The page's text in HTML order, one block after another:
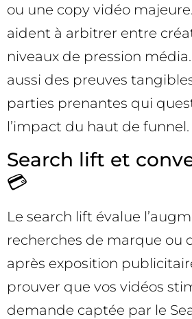
ou une copy vidéo
aident à arbitrer entre
niveaux de pression
aussi des preuves
parties prenantes qui
l’impact du haut de funnel.
Search lift et
💳
Le search lift évalue
recherches de marque ou
après exposition
prouver que vos vidéos
demande captée par le